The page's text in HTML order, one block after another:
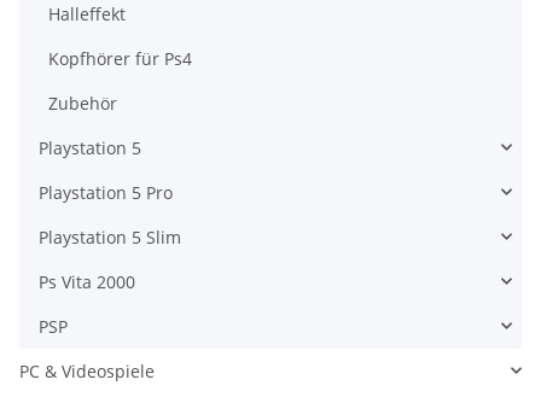
Halleffekt
Kopfhörer für Ps4
Zubehör
Playstation 5
Playstation 5 Pro
Playstation 5 Slim
Ps Vita 2000
PSP
PC & Videospiele